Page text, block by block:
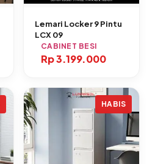
Lemari Locker 9 Pintu
LCX 09
CABINET BESI
Rp3.199.000
HABIS